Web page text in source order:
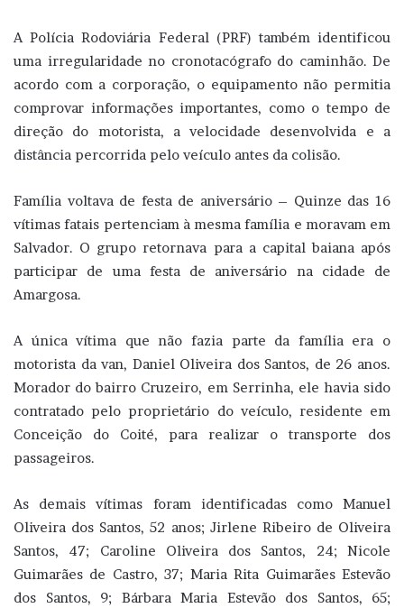
A Polícia Rodoviária Federal (PRF) também identificou
uma irregularidade no cronotacógrafo do caminhão. De
acordo com a corporação, o equipamento não permitia
comprovar informações importantes, como o tempo de
direção do motorista, a velocidade desenvolvida e a
distância percorrida pelo veículo antes da colisão.
Família voltava de festa de aniversário – Quinze das 16
vítimas fatais pertenciam à mesma família e moravam em
Salvador. O grupo retornava para a capital baiana após
participar de uma festa de aniversário na cidade de
Amargosa.
A única vítima que não fazia parte da família era o
motorista da van, Daniel Oliveira dos Santos, de 26 anos.
Morador do bairro Cruzeiro, em Serrinha, ele havia sido
contratado pelo proprietário do veículo, residente em
Conceição do Coité, para realizar o transporte dos
passageiros.
As demais vítimas foram identificadas como Manuel
Oliveira dos Santos, 52 anos; Jirlene Ribeiro de Oliveira
Santos, 47; Caroline Oliveira dos Santos, 24; Nicole
Guimarães de Castro, 37; Maria Rita Guimarães Estevão
dos Santos, 9; Bárbara Maria Estevão dos Santos, 65;